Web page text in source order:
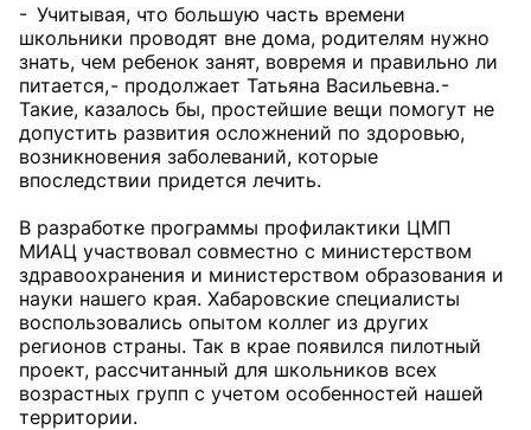
- Учитывая, что большую часть времени
школьники проводят вне дома, родителям нужно
знать, чем ребенок занят, вовремя и правильно ли
питается, - продолжает Татьяна Васильевна. -
Такие, казалось бы, простейшие вещи помогут не
допустить развития осложнений по здоровью,
возникновения заболеваний, которые
впоследствии придется лечить.
В разработке программы профилактики ЦМП
МИАЦ участвовал совместно с министерством
здравоохранения и министерством образования и
науки нашего края. Хабаровские специалисты
воспользовались опытом коллег из других
регионов страны. Так в крае появился пилотный
проект, рассчитанный для школьников всех
возрастных групп с учетом особенностей нашей
территории.